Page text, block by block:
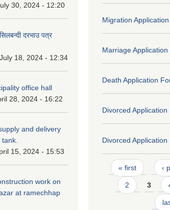
30, 2024 - 12:20
दरभाउ पत्र
18, 2024 - 12:34
office hall
28, 2024 - 16:22
and delivery
15, 2024 - 15:53
work on
at ramechhap
Migration
Marriage Application
Death Application
Divorced Application
Divorced Application
Pages
« first ‹
2 3